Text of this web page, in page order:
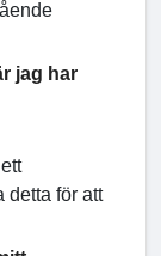
jag har
detta för att